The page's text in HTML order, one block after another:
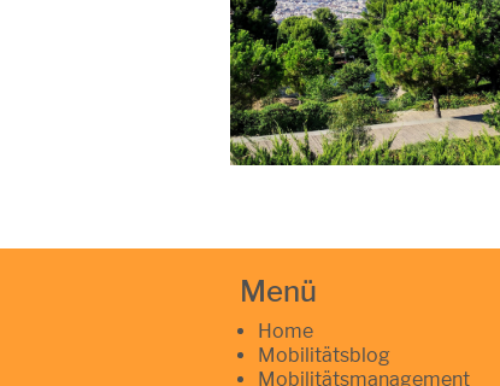
Menü
Home
Mobilitätsblog
Mobilitätsmanagement